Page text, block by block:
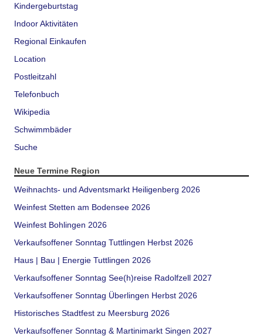
Kindergeburtstag
Indoor Aktivitäten
Regional Einkaufen
Location
Postleitzahl
Telefonbuch
Wikipedia
Schwimmbäder
Suche
Neue Termine Region
Weihnachts- und Adventsmarkt Heiligenberg 2026
Weinfest Stetten am Bodensee 2026
Weinfest Bohlingen 2026
Verkaufsoffener Sonntag Tuttlingen Herbst 2026
Haus | Bau | Energie Tuttlingen 2026
Verkaufsoffener Sonntag See(h)reise Radolfzell 2027
Verkaufsoffener Sonntag Überlingen Herbst 2026
Historisches Stadtfest zu Meersburg 2026
Verkaufsoffener Sonntag & Martinimarkt Singen 2027